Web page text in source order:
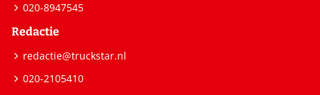
020-8947545
Redactie
redactie@truckstar.nl
020-2105410